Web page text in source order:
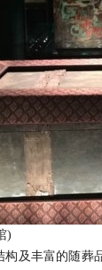
)
丰富的随葬